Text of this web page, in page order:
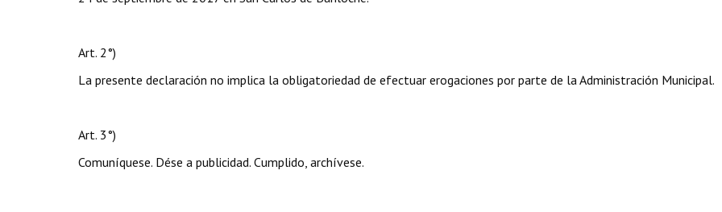
Art. 2°)
La presente declaración no implica la obligatoriedad de efectuar erogaciones por parte de la Administración Municipal.
Art. 3°)
Comuníquese. Dése a publicidad. Cumplido, archívese.